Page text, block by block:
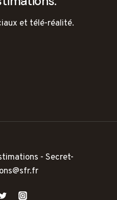
et télé-réalité.
- Secret-